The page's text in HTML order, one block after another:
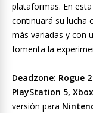
plataformas. En
continuará su lucha
más variadas y con
fomenta la
Deadzone: Rogue 2
PlayStation 5,
versión para